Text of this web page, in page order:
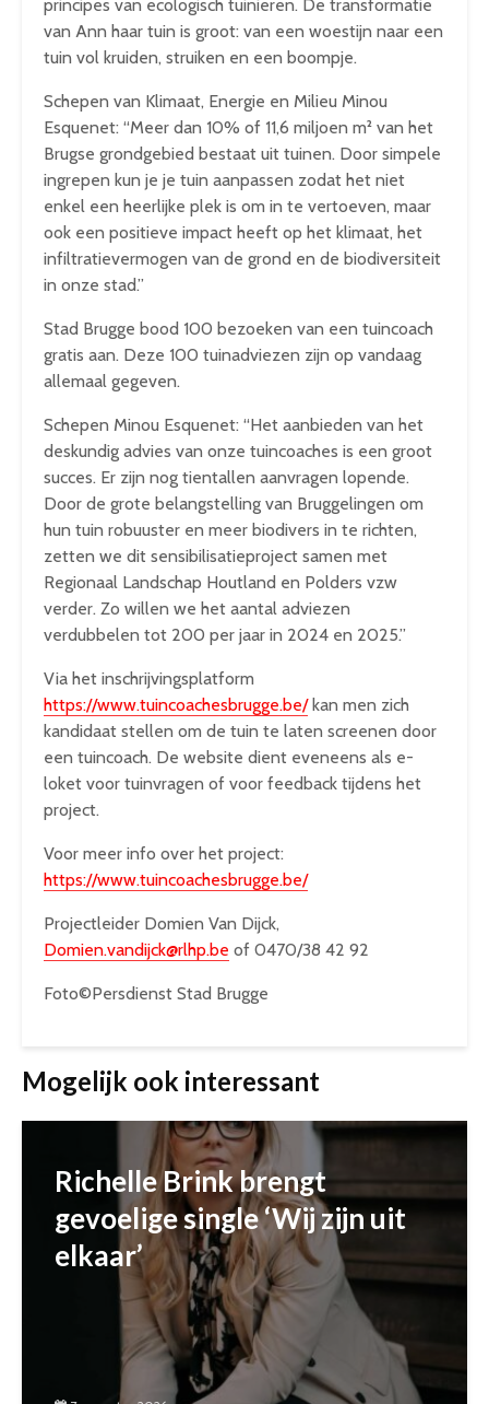
principes van ecologisch tuinieren. De transformatie
van Ann haar tuin is groot: van een woestijn naar een
tuin vol kruiden, struiken en een boompje.
Schepen van Klimaat, Energie en Milieu Minou
Esquenet: “Meer dan 10% of 11,6 miljoen m² van het
Brugse grondgebied bestaat uit tuinen. Door simpele
ingrepen kun je je tuin aanpassen zodat het niet
enkel een heerlijke plek is om in te vertoeven, maar
ook een positieve impact heeft op het klimaat, het
infiltratievermogen van de grond en de biodiversiteit
in onze stad.”
Stad Brugge bood 100 bezoeken van een tuincoach
gratis aan. Deze 100 tuinadviezen zijn op vandaag
allemaal gegeven.
Schepen Minou Esquenet: “Het aanbieden van het
deskundig advies van onze tuincoaches is een groot
succes. Er zijn nog tientallen aanvragen lopende.
Door de grote belangstelling van Bruggelingen om
hun tuin robuuster en meer biodivers in te richten,
zetten we dit sensibilisatieproject samen met
Regionaal Landschap Houtland en Polders vzw
verder. Zo willen we het aantal adviezen
verdubbelen tot 200 per jaar in 2024 en 2025.”
Via het inschrijvingsplatform
https://www.tuincoachesbrugge.be/kan men zich
kandidaat stellen om de tuin te laten screenen door
een tuincoach. De website dient eveneens als e-
loket voor tuinvragen of voor feedback tijdens het
project.
Voor meer info over het project:
https://www.tuincoachesbrugge.be/
Projectleider Domien Van Dijck,
Domien.vandijck@rlhp.be of 0470/38 42 92
Foto©Persdienst Stad Brugge
Mogelijk ook interessant
Richelle Brink brengt
gevoelige single ‘Wij zijn uit
elkaar’